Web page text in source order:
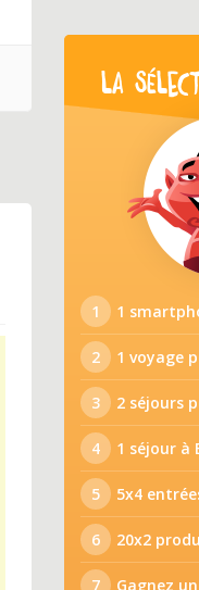
LA
1 1
2 1 voyage
3 2 séjours
4 1 séjour à
5 5x4
6 20x2
7 Gagnez